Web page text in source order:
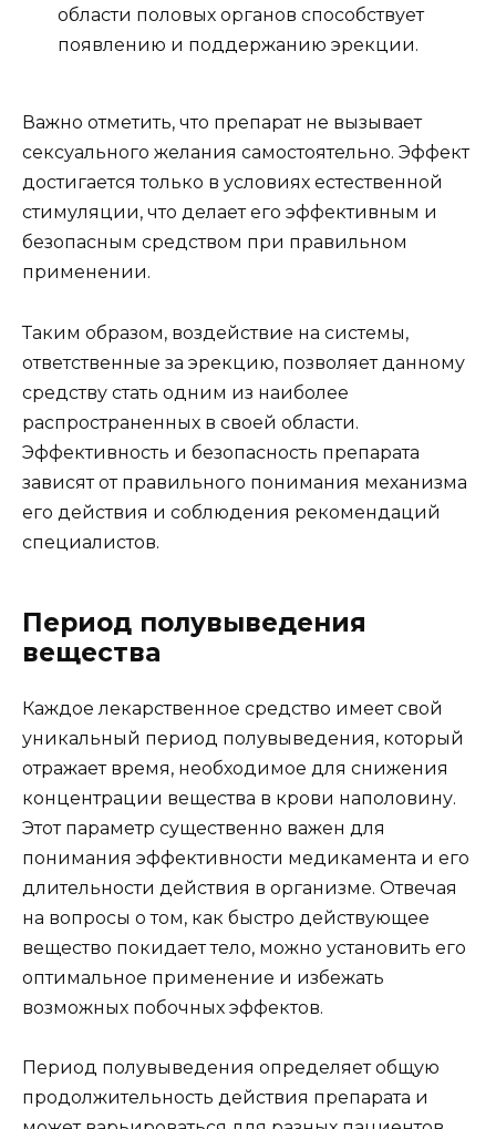
области половых органов способствует
появлению и поддержанию эрекции.
Важно отметить, что препарат не вызывает
сексуального желания самостоятельно. Эффект
достигается только в условиях естественной
стимуляции, что делает его эффективным и
безопасным средством при правильном
применении.
Таким образом, воздействие на системы,
ответственные за эрекцию, позволяет данному
средству стать одним из наиболее
распространенных в своей области.
Эффективность и безопасность препарата
зависят от правильного понимания механизма
его действия и соблюдения рекомендаций
специалистов.
Период полувыведения
вещества
Каждое лекарственное средство имеет свой
уникальный период полувыведения, который
отражает время, необходимое для снижения
концентрации вещества в крови наполовину.
Этот параметр существенно важен для
понимания эффективности медикамента и его
длительности действия в организме. Отвечая
на вопросы о том, как быстро действующее
вещество покидает тело, можно установить его
оптимальное применение и избежать
возможных побочных эффектов.
Период полувыведения определяет общую
продолжительность действия препарата и